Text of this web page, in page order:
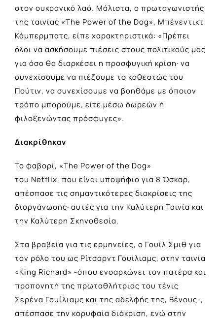
στον ουκρανικό λαό. Μάλιστα, ο πρωταγωνιστής
της ταινίας «The Power of the Dog», Μπένεντικτ
Κάμπερμπατς, είπε χαρακτηριστικά: «Πρέπει
όλοι να ασκήσουμε πιέσεις στους πολιτικούς μας
για όσο θα διαρκέσει η προσφυγική κρίση· να
συνεχίσουμε να πιέζουμε το καθεστώς του
Πούτιν, να συνεχίσουμε να βοηθάμε με όποιον
τρόπο μπορούμε, είτε μέσω δωρεών ή
φιλοξενώντας πρόσφυγες».
Διακρίθηκαν
Το φαβορί, «The Power of the Dog»
του Netflix, που είναι υποψήφιο για 8 Όσκαρ,
απέσπασε τις σημαντικότερες διακρίσεις της
διοργάνωσης· αυτές για την Καλύτερη Ταινία και
την Καλύτερη Σκηνοθεσία.
Στα βραβεία για τις ερμηνείες, ο Γουίλ Σμιθ για
τον ρόλο του ως Ρίτσαρντ Γουίλιαμς, στην ταινία
«King Richard» -όπου ενσαρκώνει τον πατέρα και
προπονητή της πρωταθλήτριας του τένις
Σερένα Γουίλιαμς και της αδελφής της, Βένους-,
απέσπασε την κορυφαία διάκριση, ενώ στην